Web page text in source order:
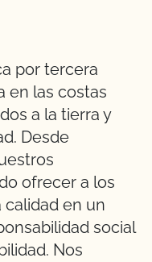
por tercera
en las costas
a la tierra y
Desde
ofrecer a los
en un
social
Nos